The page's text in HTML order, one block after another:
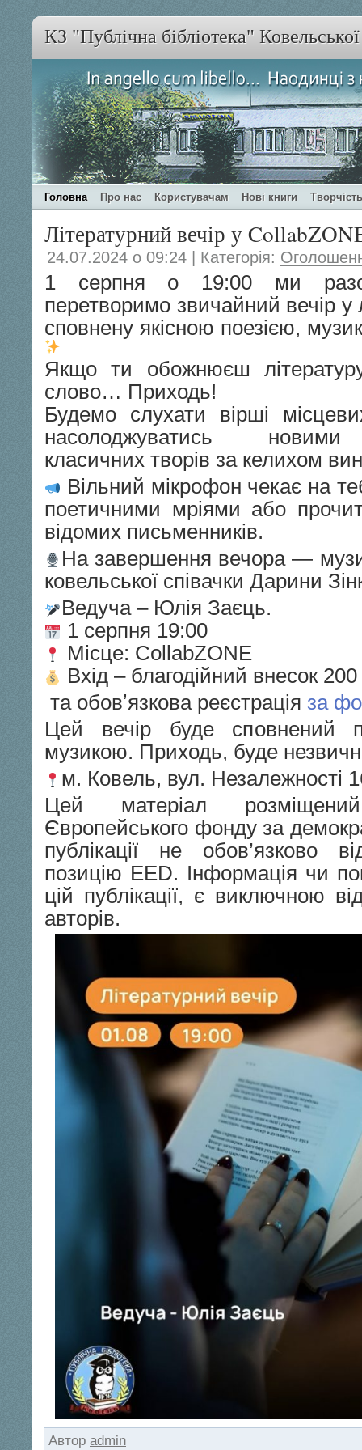
КЗ "Публічна бібліотека"
Головна Про нас Користувачам Нові книги
Літературний вечір у
24.07.2024 о 09:24 | Категорія:
1 серпня о 19:00 ми
перетворимо звичайний вечір у
сповнену якісною поезією,
Якщо ти обожнюєш
слово… Приходь!
Будемо слухати вірші
насолоджуватись новими
класичних творів за келихом
Вільний мікрофон чекає на
поетичними мріями або
відомих письменників.
На завершення вечора —
ковельської співачки Дарини
Ведуча – Юлія Заєць.
1 серпня 19:00
Місце: CollabZONE
Вхід – благодійний внесок 200
та обовʼязкова реєстрація за
Цей вечір буде сповнений
музикою. Приходь, буде
м. Ковель, вул. Незалежності
Цей матеріал
Європейського фонду за
публікації не обов’язково
позицію EED. Інформація чи
цій публікації, є виключною
авторів.
Автор admin